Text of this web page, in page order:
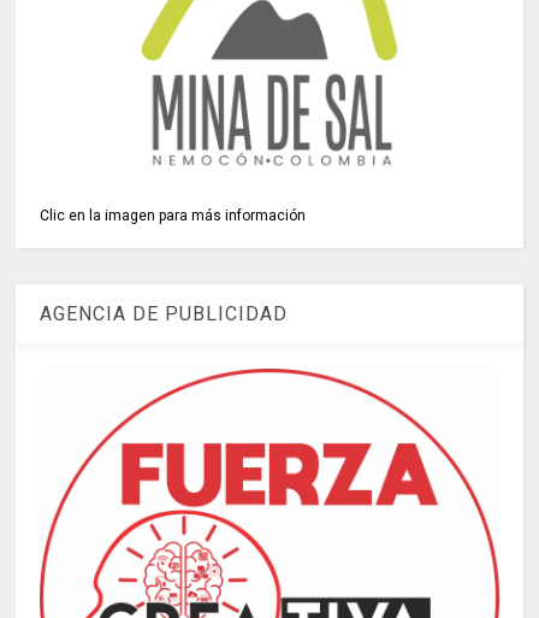
Clic en la imagen para más información
AGENCIA DE PUBLICIDAD